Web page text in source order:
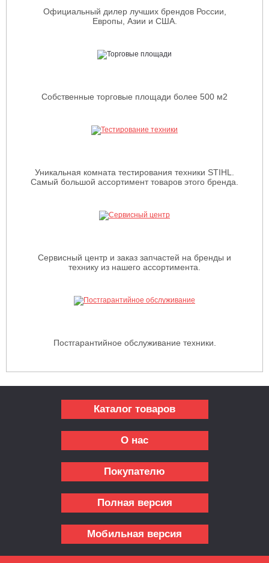
Официальный дилер лучших брендов России,
Европы, Азии и США.
Собственные торговые площади более 500 м2
Уникальная комната тестирования техники STIHL.
Самый большой ассортимент товаров этого бренда.
Сервисный центр и заказ запчастей на бренды и
технику из нашего ассортимента.
Постгарантийное обслуживание техники.
Каталог товаров
О нас
Покупателю
Полная версия
Мобильная версия